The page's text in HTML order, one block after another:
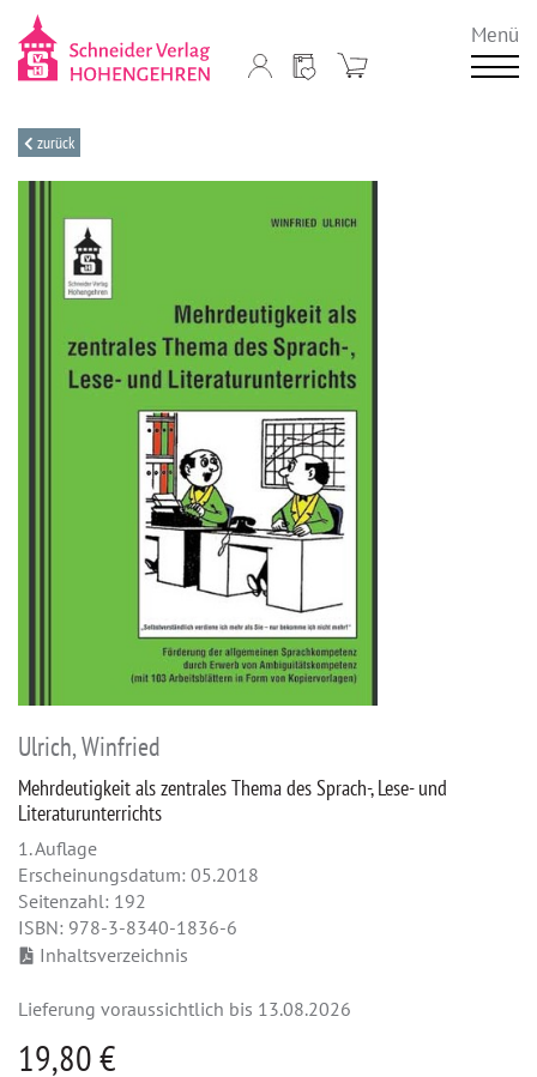
Menü
zurück
Ulrich, Winfried
Mehrdeutigkeit als zentrales Thema des Sprach-, Lese- und
Literaturunterrichts
1. Auflage
Erscheinungsdatum: 05.2018
Seitenzahl: 192
ISBN: 978-3-8340-1836-6
Inhaltsverzeichnis
Lieferung voraussichtlich bis 13.08.2026
19,80 €